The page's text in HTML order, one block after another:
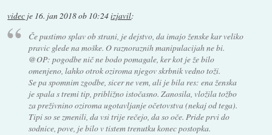
videc je 16. jan 2018 ob 10:24izjavil:
Če pustimo splav ob strani, je dejstvo, da imajo ženske kar veliko
pravic glede na moške. O raznoraznih manipulacijah ne bi.
@OP: pogodbe nič ne bodo pomagale, ker kot je že bilo
omenjeno, lahko otrok oziroma njegov skrbnik vedno toži.
Se pa spomnim zgodbe, sicer ne vem, ali je bila res: ena ženska
je spala s tremi tip, približno istočasno. Zanosila, vložila tožbo
za preživnino oziroma ugotavljanje očetovstva (nekaj od tega).
Tipi so se zmenili, da vsi trije rečejo, da so oče. Pride prvi do
sodnice, pove, je bilo v tistem trenutku konec postopka.